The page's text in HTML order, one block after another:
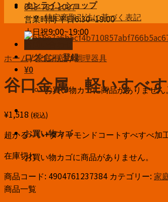
045-782-1007
営業時間 平日6:30~19:00
土日祝9:00~19:00
ログイン / 登録
¥0
お買い物カゴに商品がありません
お買い物カゴ
お買い物カゴに商品がありません。
オンラインショップ
特定商取引法に基づく表記
ホーム/家庭用品/調理器具
谷口金属 軽いすべ
¥1,518 (税込)
超かる～い+ダイヤモンドコートすべすべ加
在庫切れ
商品コード: 4904761237384 カテゴリー: 家
商品一覧